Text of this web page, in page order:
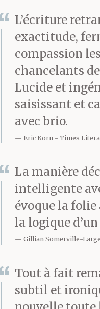
au milieu
me
détecter
yeux
léger
qui
naturel.
vraiment
vouloir, et
le lui faire
en lui
L’écriture
exactitude,
compassion
chancelants
Lucide et
saisissant et
avec brio.
Eric Korn Times
La manière
intelligente
évoque la
la logique
Gillian Somerville-Large
Tout à fait
subtil et